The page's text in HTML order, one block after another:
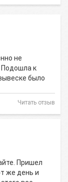
не
Подошла к
было
Читать отзыв
Пришел
же день и